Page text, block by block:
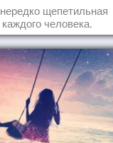
щепетильная
человека.